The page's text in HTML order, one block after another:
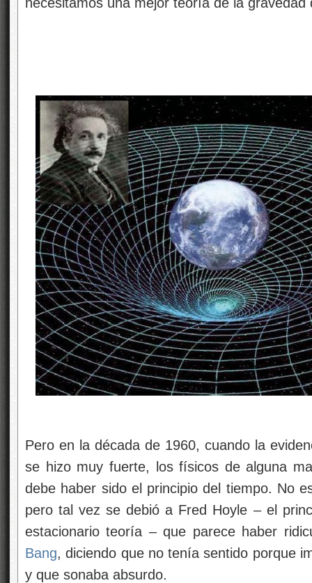
Pero en la década de 1960, cuando la
se hizo muy fuerte, los físicos de alguna
debe haber sido el principio del tiempo. No
pero tal vez se debió a Fred Hoyle – el
estacionario teoría – que parece haber
Bang, diciendo que no tenía sentido porque
y que sonaba absurdo.